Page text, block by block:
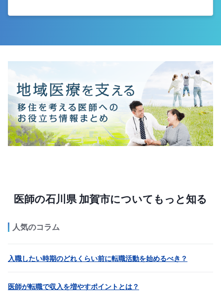
医師の石川県 加賀市についてもっと知る
人気のコラム
入職したい時期のどれくらい前に転職活動を始めるべき？
医師が転職で収入を増やすポイントとは？